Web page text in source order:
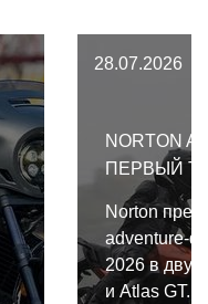
28.07.2026
NORTON
ПЕРВЫЙ
Norton
adventure-
2026 в двух
и Atlas GT.